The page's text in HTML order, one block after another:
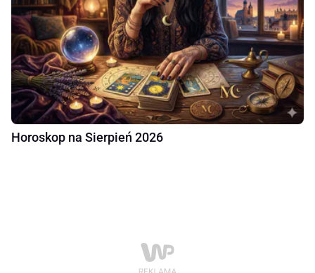
Horoskop na Sierpień 2026